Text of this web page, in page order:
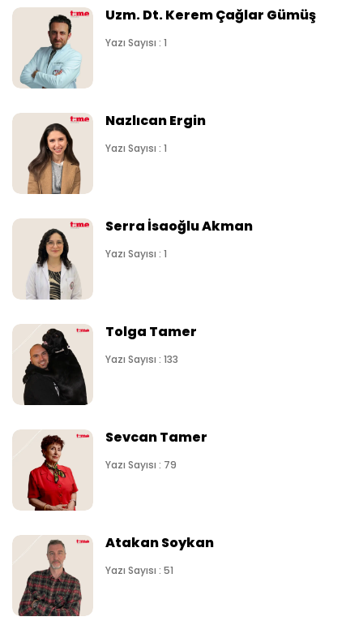
Uzm. Dt. Kerem Çağlar Gümüş
Yazı Sayısı : 1
Nazlıcan Ergin
Yazı Sayısı : 1
Serra İsaoğlu Akman
Yazı Sayısı : 1
Tolga Tamer
Yazı Sayısı : 133
Sevcan Tamer
Yazı Sayısı : 79
Atakan Soykan
Yazı Sayısı : 51